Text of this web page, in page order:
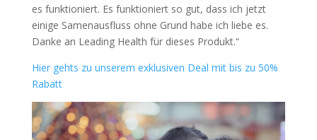
es funktioniert. Es funktioniert so gut, dass ich jetzt
einige Samenausfluss ohne Grund habe ich liebe es.
Danke an Leading Health für dieses Produkt.“
Hier gehts zu unserem exklusiven Deal mit bis zu 50%
Rabatt